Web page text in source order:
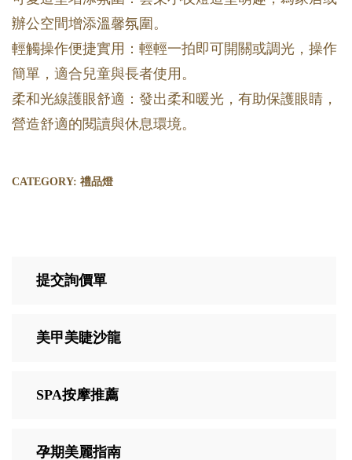
辦公空間增添溫馨氛圍。
輕觸操作便捷實用：輕輕一拍即可開關或調光，操作
簡單，適合兒童與長者使用。
柔和光線護眼舒適：發出柔和暖光，有助保護眼睛，
營造舒適的閱讀與休息環境。
CATEGORY: 禮品燈
提交詢價單
美甲美睫沙龍
SPA按摩推薦
孕期美麗指南